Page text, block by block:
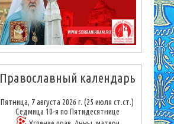
Православный календарь
Пятница, 7 августа 2026 г.(25 июля ст.ст.)
Седмица 10-я по Пятидесятнице